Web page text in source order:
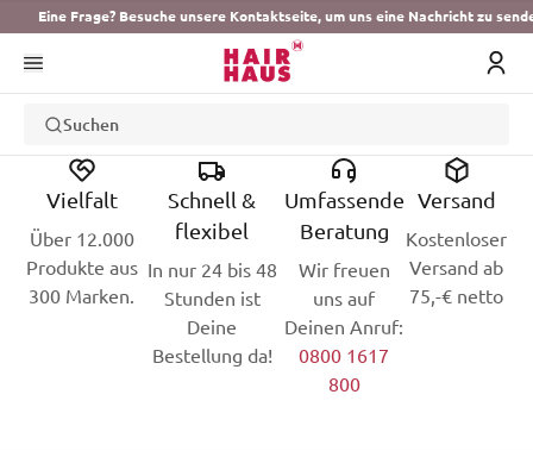
Eine Frage? Besuche unsere Kontaktseite, um uns eine Nachricht zu
Suchen
Vielfalt
Über 12.000
Produkte aus
300 Marken.
Schnell &
flexibel
In nur 24 bis 48
Stunden ist
Deine
Bestellung da!
Umfassende
Beratung
Wir freuen
uns auf
Deinen Anruf:
0800 1617
800
Versand
Kostenloser
Versand ab
75,-€ netto